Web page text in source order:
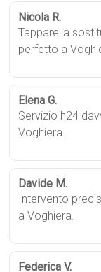
Nicola R.
Tapparella
perfetto a
Elena G.
Servizio h24
Voghiera.
Davide M.
Intervento
a Voghiera.
Federica V.